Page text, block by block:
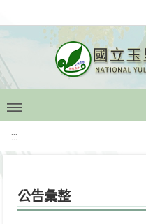
:::
公告彙整